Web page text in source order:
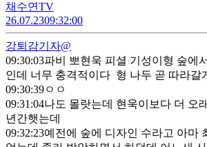
채수연TV
26.07.2309:32:00
강퇴 감기자@
09:30:03파비 뽀현욱 피셜 기성이형 숲에
인데 너무 충격적이다 형 나두 곧 따라갈
09:30:39ㅇㅇ
09:31:04나도 몰랏는데 현욱이보다 더 오
년간햇는데
09:32:23예전에 숲에 디자인 수라고 아마